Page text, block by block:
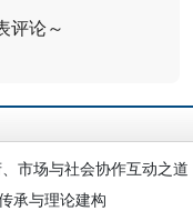
评论～
市场与社会协作互动之道
承与理论建构